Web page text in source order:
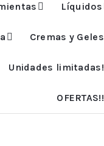
Líquidos
Cremas y Geles
Unidades limitadas!
OFERTAS!!